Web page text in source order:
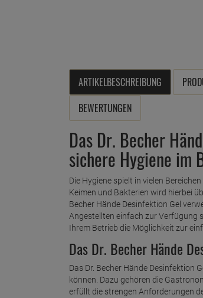
ARTIKELBESCHREIBUNG
BEWERTUNGEN
Das Dr. Becher
sichere Hygiene im
Die Hygiene spielt in vielen
Keimen und Bakterien wird hierbei
Becher Hände Desinfektion Gel
Angestellten einfach zur Verfügung
Ihrem Betrieb die Möglichkeit zur
Das Dr. Becher Hände
Das Dr. Becher Hände Desinfektion
können. Dazu gehören die
erfüllt die strengen Anforderungen